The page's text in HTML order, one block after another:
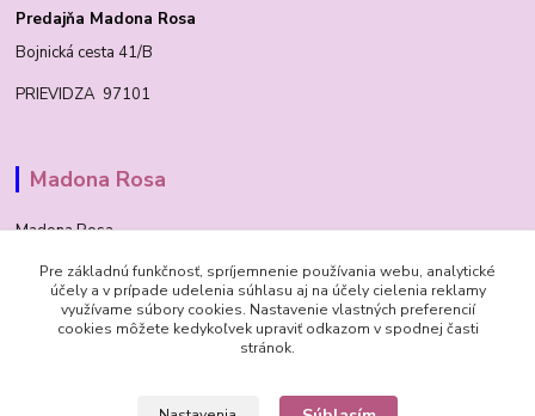
Predajňa Madona Rosa
Bojnická cesta 41/B
PRIEVIDZA 97101
Madona Rosa
Madona Rosa
Richard
+421 905 276 211
Pre základnú funkčnosť, spríjemnenie používania webu, analytické
účely a v prípade udelenia súhlasu aj na účely cielenia reklamy
využívame súbory cookies. Nastavenie vlastných preferencií
cookies môžete kedykoľvek upraviť odkazom v spodnej časti
stránok.